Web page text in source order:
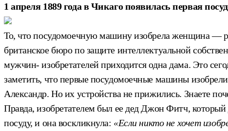
1 апреля 1889 года в Чикаго появилась первая
То, что посудомоечную машину изобрела женщина —
британское бюро по защите интеллектуальной
мужчин- изобретателей приходится одна дама. Это
заметить, что первые посудомоечные машины
Александр. Но их устройства не прижились. Знаете
Правда, изобретателем был ее дед Джон Фитч,
посуду, и она воскликнула: «Если никто не хочет